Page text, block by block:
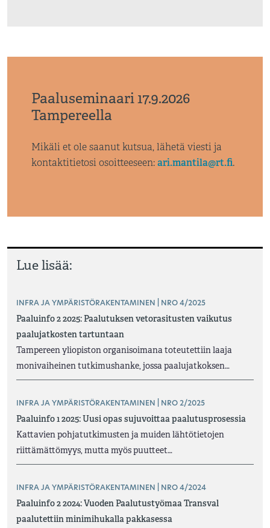
Paaluseminaari 17.9.2026
Tampereella
Mikäli et ole saanut kutsua, lähetä viesti ja
kontaktitietosi osoitteeseen: ari.mantila@rt.fi.
Lue lisää:
INFRA JA YMPÄRISTÖRAKENTAMINEN | NRO 4/2025
Paaluinfo 2 2025: Paalutuksen vetorasitusten vaikutus
paalujatkosten tartuntaan
Tampereen yliopiston organisoimana toteutettiin laaja
monivaiheinen tutkimushanke, jossa paalujatkoksen…
INFRA JA YMPÄRISTÖRAKENTAMINEN | NRO 2/2025
Paaluinfo 1 2025: Uusi opas sujuvoittaa paalutusprosessia
Kattavien pohjatutkimusten ja muiden lähtötietojen
riittämättömyys, mutta myös puutteet…
INFRA JA YMPÄRISTÖRAKENTAMINEN | NRO 4/2024
Paaluinfo 2 2024: Vuoden Paalutustyömaa Transval
paalutettiin minimihukalla pakkasessa